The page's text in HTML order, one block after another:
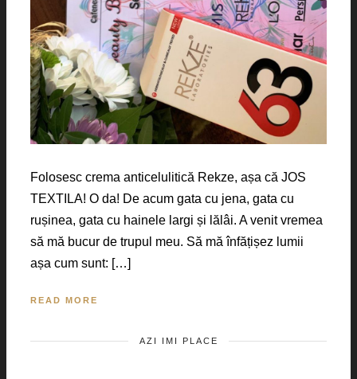
Folosesc crema anticelulitică Rekze, așa că JOS
TEXTILA! O da! De acum gata cu jena, gata cu
rușinea, gata cu hainele largi și lălâi. A venit vremea
să mă bucur de trupul meu. Să mă înfățișez lumii
așa cum sunt: […]
READ MORE
AZI IMI PLACE